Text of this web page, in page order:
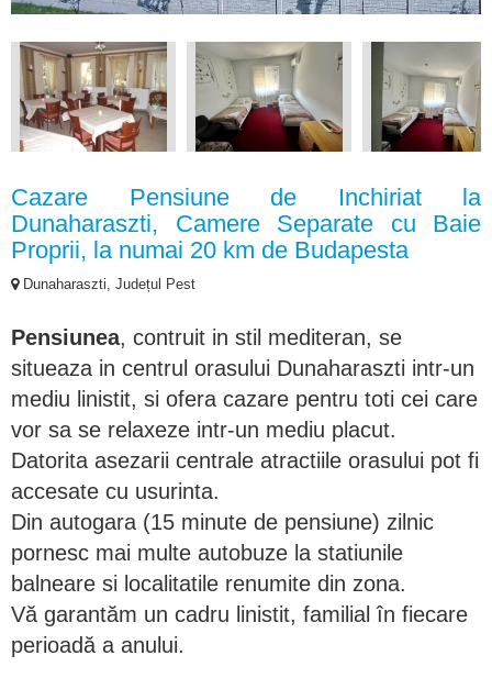
Cazare Pensiune de Inchiriat la
Dunaharaszti, Camere Separate cu Baie
Proprii, la numai 20 km de Budapesta
Dunaharaszti, Județul Pest
Pensiunea, contruit in stil mediteran, se
situeaza in centrul orasului Dunaharaszti intr-un
mediu linistit, si ofera cazare pentru toti cei care
vor sa se relaxeze intr-un mediu placut.
Datorita asezarii centrale atractiile orasului pot fi
accesate cu usurinta.
Din autogara (15 minute de pensiune) zilnic
pornesc mai multe autobuze la statiunile
balneare si localitatile renumite din zona.
Vă garantăm un cadru linistit, familial în fiecare
perioadă a anului.